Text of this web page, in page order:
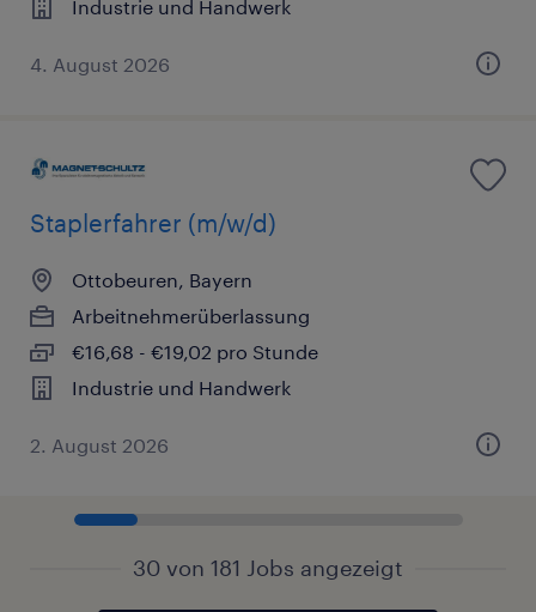
Industrie und Handwerk
4. August 2026
Staplerfahrer (m/w/d)
Ottobeuren, Bayern
Arbeitnehmerüberlassung
€16,68 - €19,02 pro Stunde
Industrie und Handwerk
2. August 2026
30 von 181 Jobs angezeigt